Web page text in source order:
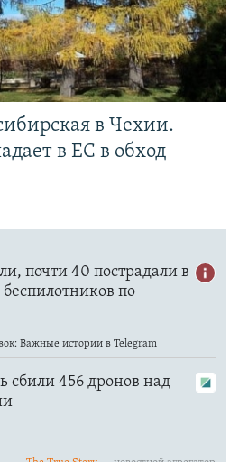
в Чехии.
в ЕС в обход